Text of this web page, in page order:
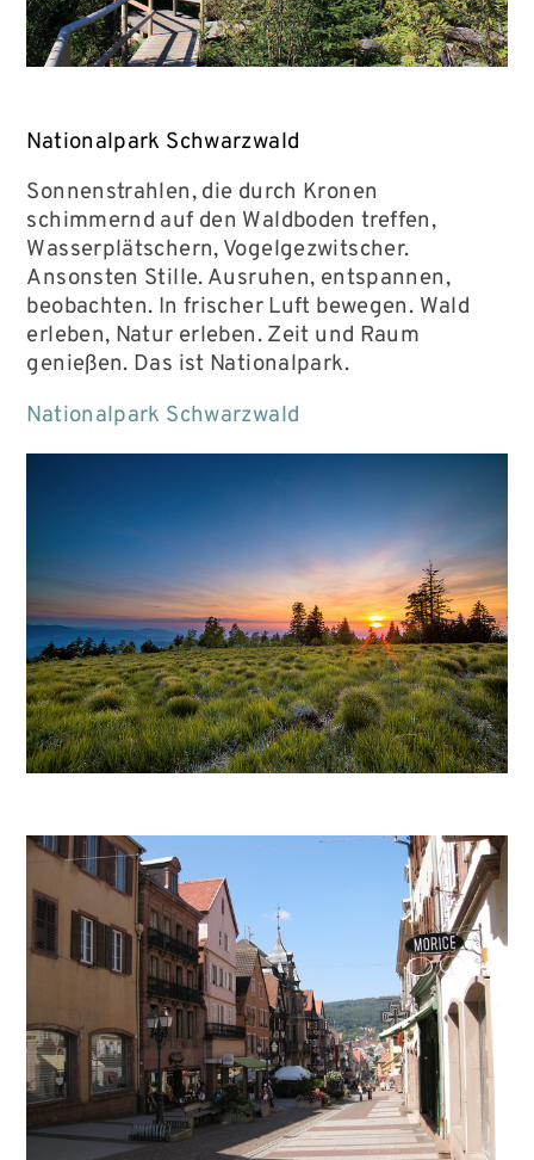
Nationalpark Schwarzwald
Sonnenstrahlen, die durch Kronen
schimmernd auf den Waldboden treffen,
Wasserplätschern, Vogelgezwitscher.
Ansonsten Stille. Ausruhen, entspannen,
beobachten. In frischer Luft bewegen. Wald
erleben, Natur erleben. Zeit und Raum
genießen. Das ist Nationalpark.
Nationalpark Schwarzwald